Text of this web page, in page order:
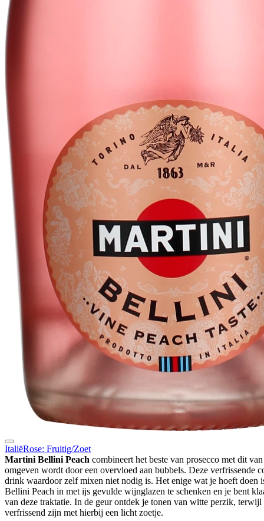
ItaliëRose: Fruitig/Zoet
Martini Bellini Peach combineert het beste van prosecco met dit
omgeven wordt door een overvloed aan bubbels. Deze verfrissende
drink waardoor zelf mixen niet nodig is. Het enige wat je hoeft doen
Bellini Peach in met ijs gevulde wijnglazen te schenken en je bent
van deze traktatie. In de geur ontdek je tonen van witte perzik, terwijl
verfrissend zijn met hierbij een licht zoetje.